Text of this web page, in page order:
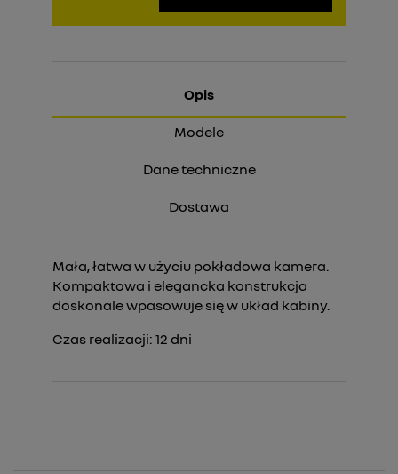
Opis
Modele
Dane techniczne
Dostawa
Mała, łatwa w użyciu pokładowa kamera.
Kompaktowa i elegancka konstrukcja
doskonale wpasowuje się w układ kabiny.
Czas realizacji: 12 dni